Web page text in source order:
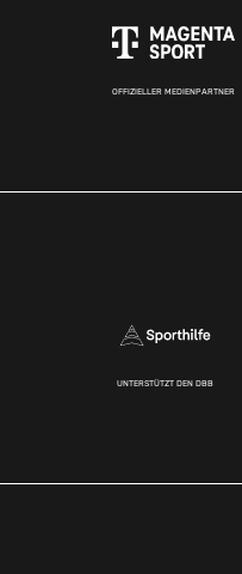
OFFIZIELLER MEDIENPARTNER
UNTERSTÜTZT DEN DBB